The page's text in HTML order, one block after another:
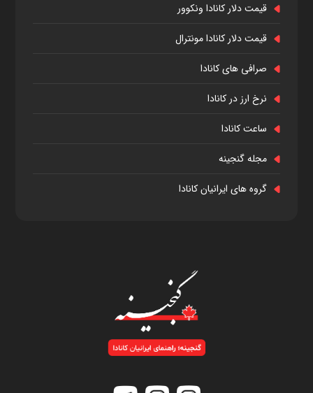
قیمت دلار کانادا ونکوور
قیمت دلار کانادا مونترال
صرافی های کانادا
نرخ ارز در کانادا
ساعت کانادا
مجله گنجینه
گروه های ایرانیان کانادا